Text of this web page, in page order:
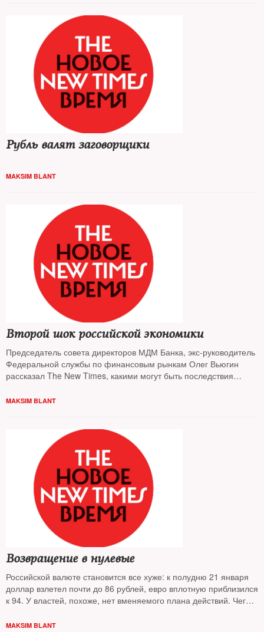
Рубль валят заговорщики
MAKSIM BLANT
Второй шок российской экономики
Председатель совета директоров МДМ Банка, экс-руководитель
Федеральной службы по финансовым рынкам Олег Вьюгин
рассказал The New Times, какими могут быть последствия
экономика последние два года
MAKSIM BLANT
Возвращение в нулевые
Российской валюте становится все хуже: к полудню 21 января
доллар взлетел почти до 86 рублей, евро вплотную приблизился
к 94. У властей, похоже, нет вменяемого плана действий. Чего
MAKSIM BLANT